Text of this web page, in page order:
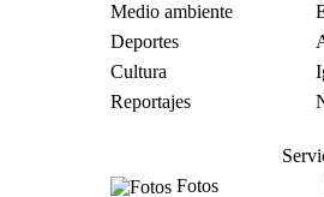
Medio ambiente
Deportes
Cultura
Reportajes
Fotos